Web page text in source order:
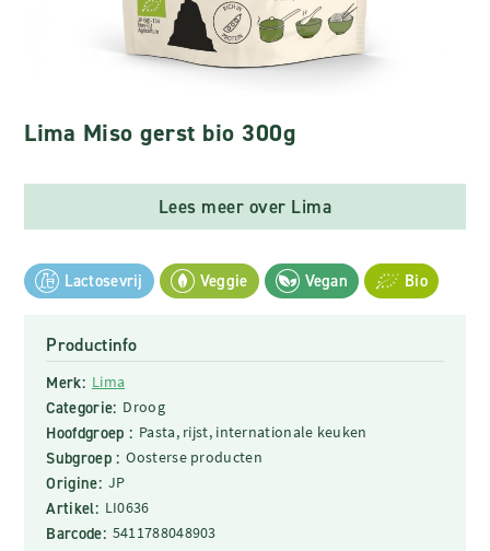
Lima Miso gerst bio 300g
Lees meer over Lima
Lactosevrij Veggie Vegan Bio
Productinfo
Merk: Lima
Categorie: Droog
Hoofdgroep : Pasta, rijst, internationale keuken
Subgroep : Oosterse producten
Origine: JP
Artikel: LI0636
Barcode: 5411788048903